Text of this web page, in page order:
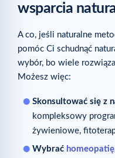
wsparcia
A co, jeśli naturalne
pomóc Ci schudnąć
wybór, bo wiele
Możesz więc:
Skonsultować się z
kompleksowy
żywieniowe,
Wybrać homeopatię